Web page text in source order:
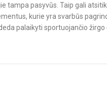
pasyvūs. Taip gali
kurie yra svarbūs
palaikyti sportuojančio žirgo